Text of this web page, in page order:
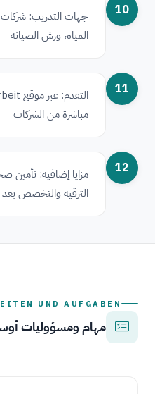
10
جهات التدريب: شركات
المياه، ورش الصيانة
11
مباشرة من الشركات
12
مزايا إضافية: تأمين
الترقية والتخصص بعد
UND AUFGABEN
مهام ومسؤوليات